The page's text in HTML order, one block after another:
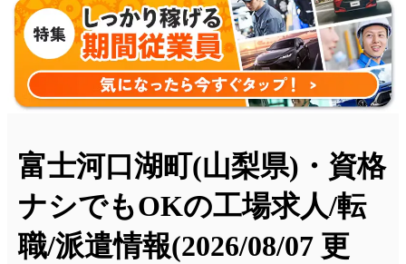
富士河口湖町(山梨県)・資格
ナシでもOKの工場求人/転
職/派遣情報(2026/08/07 更